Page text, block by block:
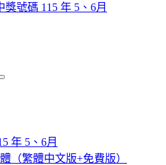
號碼 115 年 5、6月
年 5、6月
（繁體中文版+免費版）